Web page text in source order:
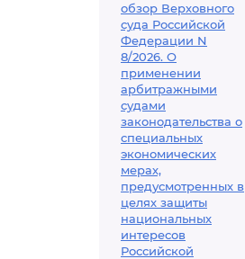
обзор Верховного
суда Российской
Федерации N
8/2026. О
применении
арбитражными
судами
законодательства о
специальных
экономических
мерах,
предусмотренных в
целях защиты
национальных
интересов
Российской